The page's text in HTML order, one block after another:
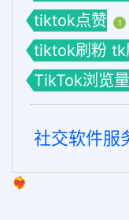
tiktok点赞 1
tiktok刷粉 tk
TikTok浏览
社交软件
❤️‍🔥